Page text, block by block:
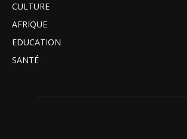
CULTURE
AFRIQUE
EDUCATION
SANTÉ